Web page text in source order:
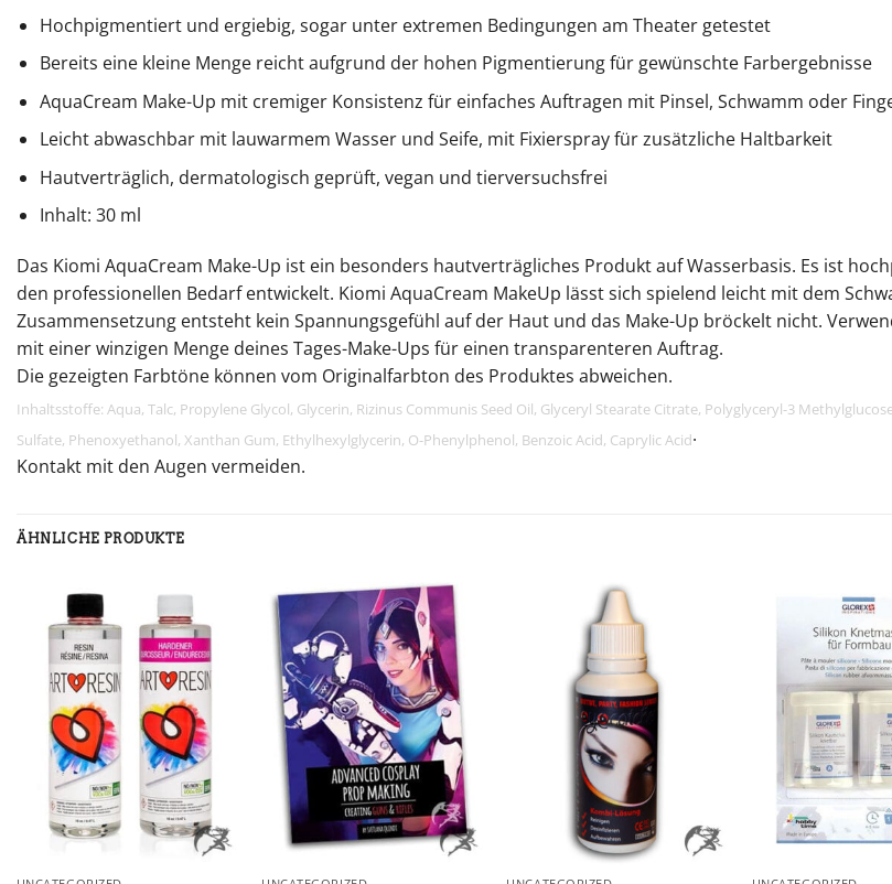
Hochpigmentiert und ergiebig, sogar unter extremen Bedingungen am Theater getestet
Bereits eine kleine Menge reicht aufgrund der hohen Pigmentierung für gewünschte Farbergebnisse
AquaCream Make-Up mit cremiger Konsistenz für einfaches Auftragen mit Pinsel, Schwamm oder
Leicht abwaschbar mit lauwarmem Wasser und Seife, mit Fixierspray für zusätzliche Haltbarkeit
Hautverträglich, dermatologisch geprüft, vegan und tierversuchsfrei
Inhalt: 30 ml
Das Kiomi AquaCream Make-Up ist ein besonders hautverträgliches Produkt auf Wasserbasis. Es ist
den professionellen Bedarf entwickelt. Kiomi AquaCream MakeUp lässt sich spielend leicht mit dem
Zusammensetzung entsteht kein Spannungsgefühl auf der Haut und das Make-Up bröckelt nicht.
mit einer winzigen Menge deines Tages-Make-Ups für einen transparenteren Auftrag.
Die gezeigten Farbtöne können vom Originalfarbton des Produktes abweichen.
Inhaltsstoffe: Aqua, Talc, Propylene Glycol, Glycerin, Rizinus Communis Seed Oil, Glyceryl Stearate Citrate, Polyglyceryl-3
Sulfate, Phenoxyethanol, Xanthan Gum, Ethylhexylglycerin, O-Phenylphenol, Benzoic Acid, Caprylic Acid.
Kontakt mit den Augen vermeiden.
ÄHNLICHE PRODUKTE
+ +